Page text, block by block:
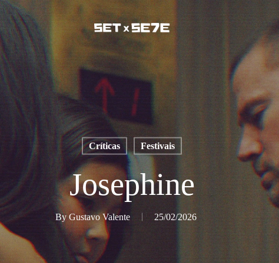
Críticas Festivais
Josephine
By Gustavo Valente 25/02/2026